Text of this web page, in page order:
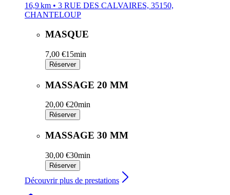
16,9 km • 3 RUE DES CALVAIRES, 35150,
CHANTELOUP
MASQUE
7,00 €15min
Réserver
MASSAGE 20 MM
20,00 €20min
Réserver
MASSAGE 30 MM
30,00 €30min
Réserver
Découvrir plus de prestations